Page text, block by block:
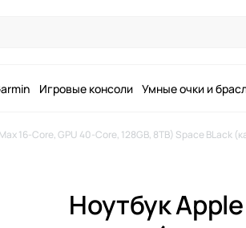
Игровые консоли Умные очки и
16-Core, GPU 40-Core, 128GB, 8TB) Space BLack
Ноутбук